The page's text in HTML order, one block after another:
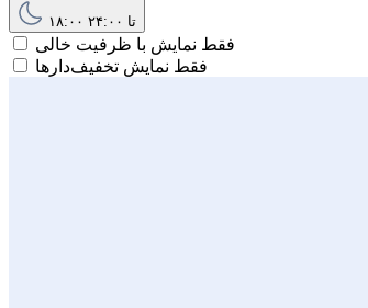
۱۸:۰۰ تا ۲۴:۰۰
فقط نمایش با ظرفیت خالی
فقط نمایش تخفیف‌دارها